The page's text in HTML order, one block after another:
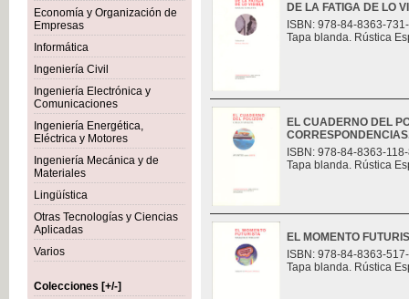
Economía y Organización de
Empresas
Informática
Ingeniería Civil
Ingeniería Electrónica y
Comunicaciones
Ingeniería Energética,
Eléctrica y Motores
Ingeniería Mecánica y de
Materiales
Lingüística
Otras Tecnologías y Ciencias
Aplicadas
Varios
Colecciones [+/-]
DE LA FATIGA DE LO
ISBN: 978-84-8363-
Tapa blanda. Rústica
EL CUADERNO DEL
ISBN: 978-84-8363-
Tapa blanda. Rústica
EL MOMENTO
ISBN: 978-84-8363-
Tapa blanda. Rústica